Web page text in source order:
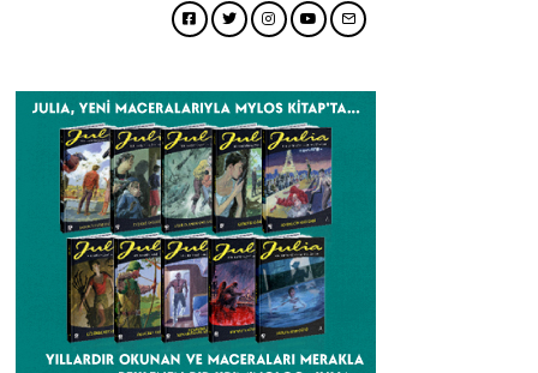
Facebook
TwitterInstagram
YouTubeEmail